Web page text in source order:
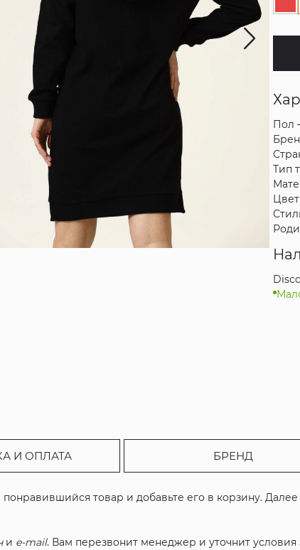
Пол
Тип
И ОПЛАТА БРЕНД
товар и добавьте его в корзину.
и e-mail. Вам перезвонит менеджер и уточнит условия